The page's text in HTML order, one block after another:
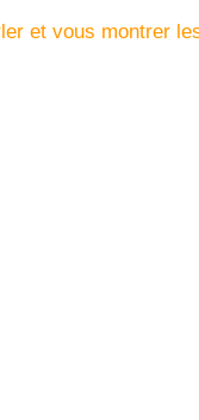
et vous montrer